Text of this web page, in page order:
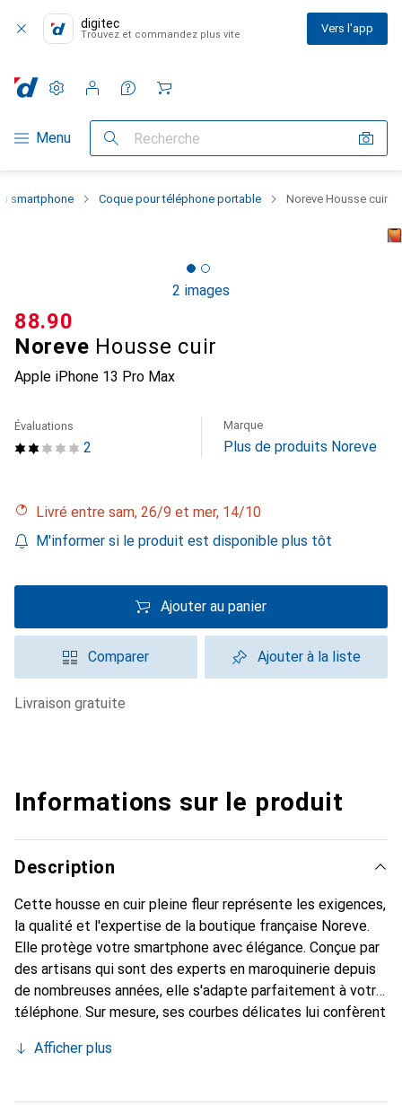
digitec
Trouvez et commandez plus vite Vers l'app
Navigation par catégorie
Menu Recherche
Paramètres
Compte client
Listes de comparaison
Listes d'envies
Panier
smartphone Coque pour téléphone portable Noreve Housse cuir
2 images
Noreve Housse cuir
Apple iPhone 13 Pro Max
CHF
88.90
2
Évaluations Marque
Plus de produits Noreve
Livré entre sam, 26/9 et mer, 14/10
M'informer si le produit est disponible plus tôt
Ajouter au panier
Comparer Ajouter à la liste
livraison gratuite
Informations sur le produit
Description
Cette housse en cuir pleine fleur représente les exigences,
la qualité et l'expertise de la boutique française Noreve.
Elle protège votre smartphone avec élégance. Conçue par
des artisans qui sont des experts en maroquinerie depuis
de nombreuses années, elle s'adapte parfaitement à votre
téléphone. Sur mesure, ses courbes délicates lui confèrent
chic et indispensable pour votre smartphone.
qualité, la marque Noreve est un choix sûr pour une
Afficher plus